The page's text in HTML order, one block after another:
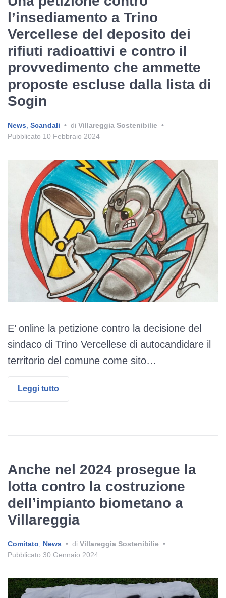
l’insediamento a Trino
Vercellese del deposito dei
rifiuti radioattivi e contro il
provvedimento che ammette
proposte escluse dalla lista di
Sogin
News Scandali • di Villareggia Sostenibilie •
Pubblicato 10 Febbraio 2024
E’ online la petizione contro la decisione del
sindaco di Trino Vercellese di autocandidare il
territorio del comune come sito…
Leggi tutto
Anche nel 2024 prosegue la
lotta contro la costruzione
dell’impianto biometano a
Villareggia
Comitato, News • di Villareggia Sostenibilie •
Pubblicato 30 Gennaio 2024